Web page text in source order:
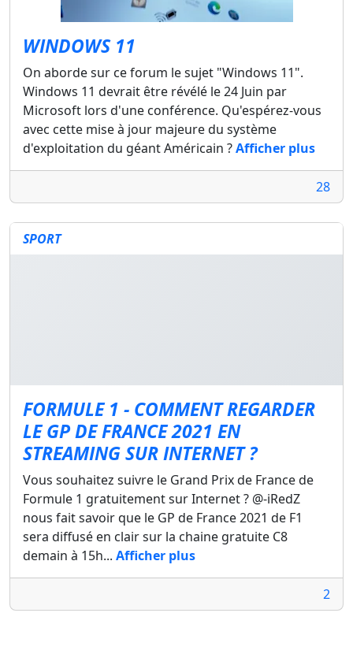
WINDOWS 11
On aborde sur ce forum le sujet "Windows 11".
Windows 11 devrait être révélé le 24 Juin par
Microsoft lors d'une conférence. Qu'espérez-vous
avec cette mise à jour majeure du système
d'exploitation du géant Américain ?Afficher plus
28
SPORT
FORMULE 1 - COMMENT REGARDER
LE GP DE FRANCE 2021 EN
STREAMING SUR INTERNET ?
Vous souhaitez suivre le Grand Prix de France de
Formule 1 gratuitement sur Internet ? @-iRedZ
nous fait savoir que le GP de France 2021 de F1
sera diffusé en clair sur la chaine gratuite C8
demain à 15h... Afficher plus
2